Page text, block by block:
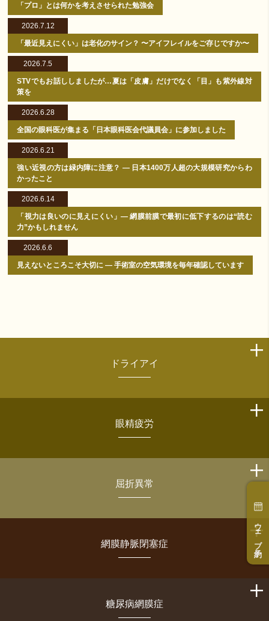
ウェブ予約
「プロ」とは何かを考えさせられた勉強会
2026.7.12
「最近見えにくい」は老化のサイン？ 〜アイフレイルをご存じですか〜
2026.7.5
STVでもお話ししましたが…夏は「皮膚」だけでなく「目」も紫外線対
策を
2026.6.28
全国の眼科医が集まる「日本眼科医会代議員会」に参加しました
2026.6.21
強い近視の方は緑内障に注意？ ― 日本1400万人超の大規模研究からわ
かったこと
2026.6.14
「視力は良いのに見えにくい」― 網膜前膜で最初に低下するのは“読む
力”かもしれません
2026.6.6
見えないところこそ大切に ― 手術室の空気環境を毎年確認しています
ドライアイ
眼精疲労
屈折異常
網膜静脈閉塞症
糖尿病網膜症